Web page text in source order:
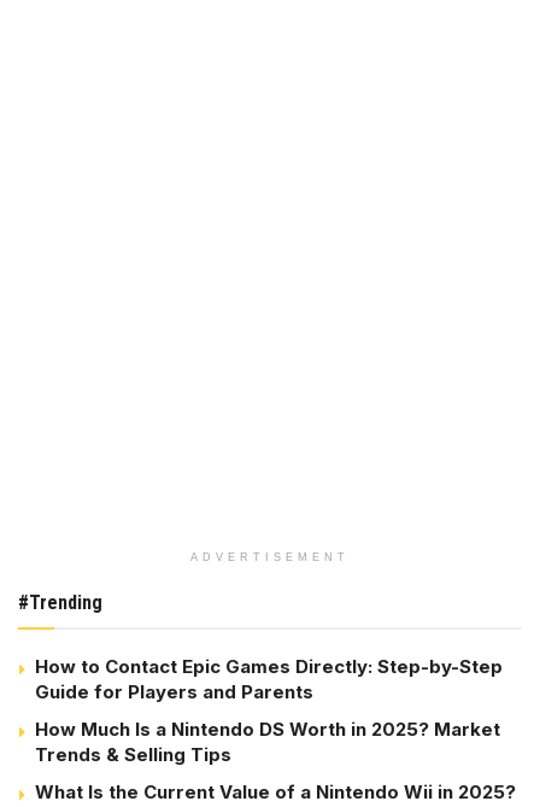
ADVERTISEMENT
#Trending
How to Contact Epic Games Directly: Step-by-Step
Guide for Players and Parents
How Much Is a Nintendo DS Worth in 2025? Market
Trends & Selling Tips
What Is the Current Value of a Nintendo Wii in 2025?